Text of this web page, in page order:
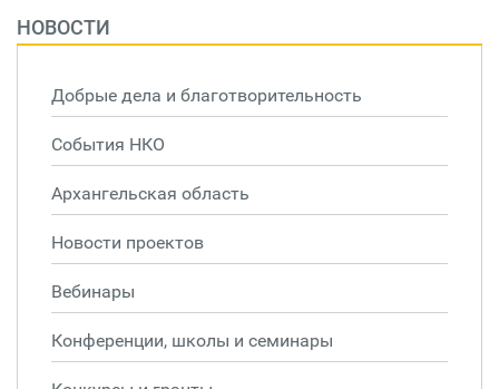
НОВОСТИ
Добрые дела и благотворительность
События НКО
Архангельская область
Новости проектов
Вебинары
Конференции, школы и семинары